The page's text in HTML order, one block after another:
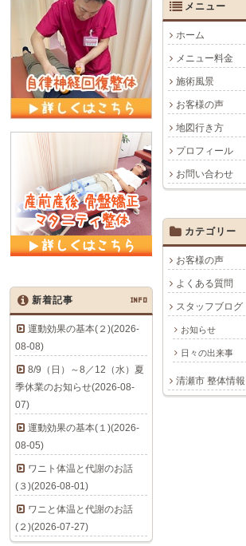
メニュー
ホーム
メニュー料金
施術風景
お客様の声
地図行き方
プロフィール
お問い合わせ
カテゴリー
お客様の声
よくある質問
スタッフブログ
お知らせ
日々の出来事
清瀬市 整体情報
新着記事 INFO
運動効果の基本(２)(2026-
08-08)
8/9（日）～8／12（水）夏
季休業のお知らせ(2026-08-
07)
運動効果の基本(１)(2026-
08-05)
ワニト体温と代謝のお話
(３)(2026-08-01)
ワニと体温と代謝のお話
(２)(2026-07-27)